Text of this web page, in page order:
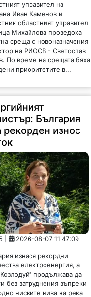
управител на
Иван Каменов и
областният управител
Михайлова проведоха
среща с новоназначения
на РИОСВ - Светослав
По време на срещата бяха
приоритетите в...
България
рекорден износ
| 2026-08-07 11:47:09
изнася рекордни
електроенергия, а
продължава да
без затруднения въпреки
ниските нива на река